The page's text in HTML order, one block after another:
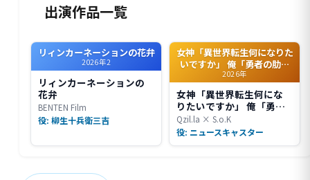
出演作品一覧
リィンカーネーションの花弁
2026年2
リィンカーネーションの
花弁
BENTEN Film
役: 柳生十兵衛三吉
女神「異世界転生何になりた
いですか」 俺「勇者の肋骨
で」
2026年
女神「異世界転生何にな
りたいですか」 俺「勇者
の肋骨で」
Qzil.la × S.o.K
役: ニュースキャスター